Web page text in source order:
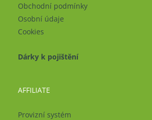
Obchodní podmínky
Osobní údaje
Cookies
Dárky k pojištění
AFFILIATE
Provizní systém